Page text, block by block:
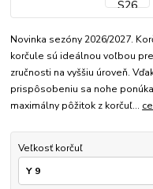
Novinka sezóny 2026/2027.
korčule sú ideálnou voľbou
zručnosti na vyššiu úroveň.
prispôsobeniu sa nohe
maximálny pôžitok z korčuľ...
Veľkosť korčuľ